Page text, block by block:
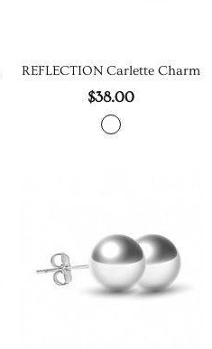
REFLECTION Carlette Charm
$38.00